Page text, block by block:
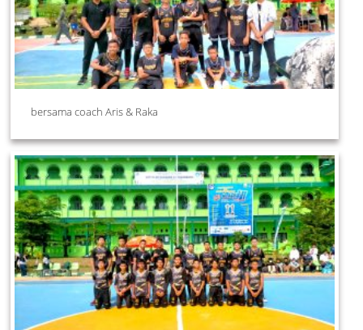
bersama coach Aris & Raka